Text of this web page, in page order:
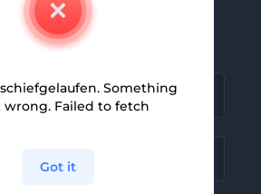
Ersten, die unsere
und Angebote
Something
Failed to fetch
Got it